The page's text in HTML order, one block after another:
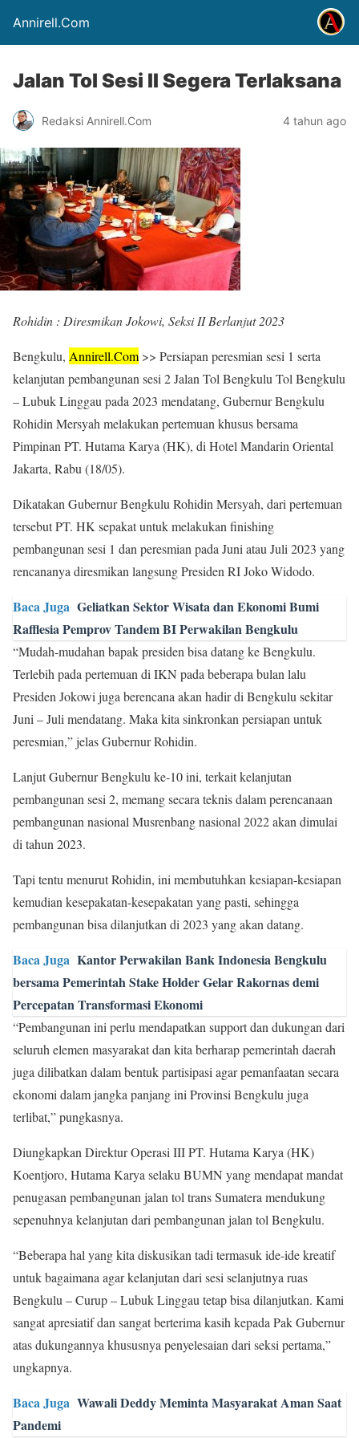
Annirell.Com
Jalan Tol Sesi II Segera Terlaksana
Redaksi Annirell.Com 4 tahun ago
Rohidin : Diresmikan Jokowi, Seksi II Berlanjut 2023
Bengkulu, Annirell.Com >> Persiapan peresmian sesi 1 serta
kelanjutan pembangunan sesi 2 Jalan Tol Bengkulu Tol Bengkulu
– Lubuk Linggau pada 2023 mendatang, Gubernur Bengkulu
Rohidin Mersyah melakukan pertemuan khusus bersama
Pimpinan PT. Hutama Karya (HK), di Hotel Mandarin Oriental
Jakarta, Rabu (18/05).
Dikatakan Gubernur Bengkulu Rohidin Mersyah, dari pertemuan
tersebut PT. HK sepakat untuk melakukan finishing
pembangunan sesi 1 dan peresmian pada Juni atau Juli 2023 yang
rencananya diresmikan langsung Presiden RI Joko Widodo.
Baca Juga Geliatkan Sektor Wisata dan Ekonomi Bumi
Rafflesia Pemprov Tandem BI Perwakilan Bengkulu
“Mudah-mudahan bapak presiden bisa datang ke Bengkulu.
Terlebih pada pertemuan di IKN pada beberapa bulan lalu
Presiden Jokowi juga berencana akan hadir di Bengkulu sekitar
Juni – Juli mendatang. Maka kita sinkronkan persiapan untuk
peresmian,” jelas Gubernur Rohidin.
Lanjut Gubernur Bengkulu ke-10 ini, terkait kelanjutan
pembangunan sesi 2, memang secara teknis dalam perencanaan
pembangunan nasional Musrenbang nasional 2022 akan dimulai
di tahun 2023.
Tapi tentu menurut Rohidin, ini membutuhkan kesiapan-kesiapan
kemudian kesepakatan-kesepakatan yang pasti, sehingga
pembangunan bisa dilanjutkan di 2023 yang akan datang.
Baca Juga Kantor Perwakilan Bank Indonesia Bengkulu
bersama Pemerintah Stake Holder Gelar Rakornas demi
Percepatan Transformasi Ekonomi
“Pembangunan ini perlu mendapatkan support dan dukungan dari
seluruh elemen masyarakat dan kita berharap pemerintah daerah
juga dilibatkan dalam bentuk partisipasi agar pemanfaatan secara
ekonomi dalam jangka panjang ini Provinsi Bengkulu juga
terlibat,” pungkasnya.
Diungkapkan Direktur Operasi III PT. Hutama Karya (HK)
Koentjoro, Hutama Karya selaku BUMN yang mendapat mandat
penugasan pembangunan jalan tol trans Sumatera mendukung
sepenuhnya kelanjutan dari pembangunan jalan tol Bengkulu.
“Beberapa hal yang kita diskusikan tadi termasuk ide-ide kreatif
untuk bagaimana agar kelanjutan dari sesi selanjutnya ruas
Bengkulu – Curup – Lubuk Linggau tetap bisa dilanjutkan. Kami
sangat apresiatif dan sangat berterima kasih kepada Pak Gubernur
atas dukungannya khususnya penyelesaian dari seksi pertama,”
ungkapnya.
Baca Juga Wawali Deddy Meminta Masyarakat Aman Saat
Pandemi